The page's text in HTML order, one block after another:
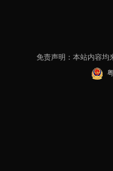
免责声明：本站内容均